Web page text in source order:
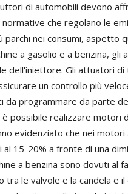
di automobili devono
che regolano le
parchi nei consumi, aspetto
a gasolio e a benzina,
dell'iniettore. Gli attuatori
un controllo più
da programmare da parte
possibile realizzare motori
evidenziato che nei
al 15-20% a fronte di una
a benzina sono dovuti
tra le valvole e la candela e